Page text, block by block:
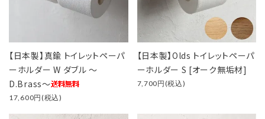
【日本製】真鍮 トイレットペーパ
ーホルダー W ダブル ～
D.Brass～
17,600円(税込)
【日本製】Olds トイレットペーパ
ーホルダー S [オーク無垢材]
7,700円(税込)